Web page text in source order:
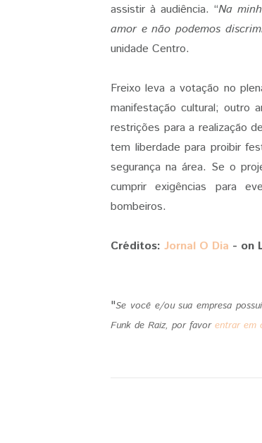
assistir à audiência. “Na
amor e não podemos
unidade Centro.
Freixo leva a votação no
manifestação cultural; outro
restrições para a realização
tem liberdade para proibir
segurança na área. Se o
cumprir exigências para
bombeiros.
Créditos: Jornal O Dia - on
"Se você e/ou sua empresa
Funk de Raiz, por favor entrar em